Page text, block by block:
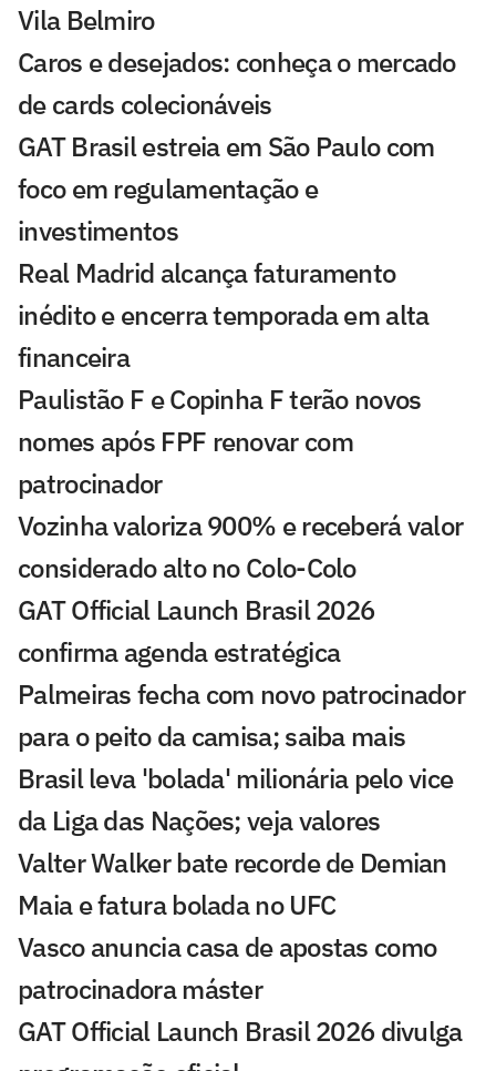
Vila Belmiro
Caros e desejados: conheça o mercado
de cards colecionáveis
GAT Brasil estreia em São Paulo com
foco em regulamentação e
investimentos
Real Madrid alcança faturamento
inédito e encerra temporada em alta
financeira
Paulistão F e Copinha F terão novos
nomes após FPF renovar com
patrocinador
Vozinha valoriza 900% e receberá valor
considerado alto no Colo-Colo
GAT Official Launch Brasil 2026
confirma agenda estratégica
Palmeiras fecha com novo patrocinador
para o peito da camisa; saiba mais
Brasil leva 'bolada' milionária pelo vice
da Liga das Nações; veja valores
Valter Walker bate recorde de Demian
Maia e fatura bolada no UFC
Vasco anuncia casa de apostas como
patrocinadora máster
GAT Official Launch Brasil 2026 divulga